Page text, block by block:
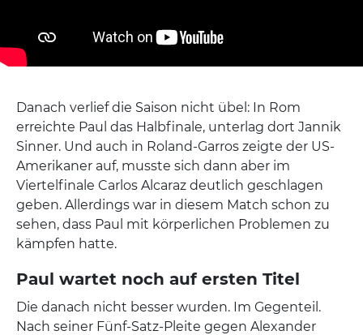
Danach verlief die Saison nicht übel: In Rom
erreichte Paul das Halbfinale, unterlag dort Jannik
Sinner. Und auch in Roland-Garros zeigte der US-
Amerikaner auf, musste sich dann aber im
Viertelfinale Carlos Alcaraz deutlich geschlagen
geben. Allerdings war in diesem Match schon zu
sehen, dass Paul mit körperlichen Problemen zu
kämpfen hatte.
Paul wartet noch auf ersten Titel
Die danach nicht besser wurden. Im Gegenteil.
Nach seiner Fünf-Satz-Pleite gegen Alexander